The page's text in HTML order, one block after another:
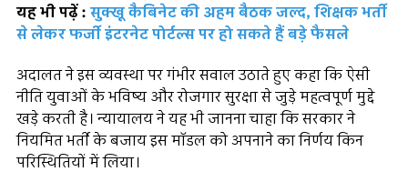
यह भी पढ़ें : सुक्खू कैबिनेट की अहम बैठक जल्द, शिक्षक भर्ती
से लेकर फर्जी इंटरनेट पोर्टल्स पर हो सकते हैं बड़े फैसले
अदालत ने इस व्यवस्था पर गंभीर सवाल उठाते हुए कहा कि ऐसी
नीति युवाओं के भविष्य और रोजगार सुरक्षा से जुड़े महत्वपूर्ण मुद्दे
खड़े करती है। न्यायालय ने यह भी जानना चाहा कि सरकार ने
नियमित भर्ती के बजाय इस मॉडल को अपनाने का निर्णय किन
परिस्थितियों में लिया।